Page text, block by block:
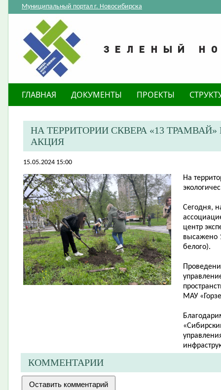
Муниципальный портал г. Новосибирска
ГЛАВНАЯ ДОКУМЕНТЫ ПРОЕКТЫ
​НА ТЕРРИТОРИИ СКВЕРА «13
АКЦИЯ
15.05.2024 15:00
​На
Сегодня,
центр
высажено
белого).
МАУ
КОММЕНТАРИИ